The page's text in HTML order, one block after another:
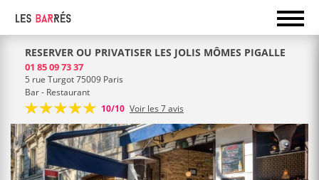
RESERVER OU PRIVATISER LES JOLIS MÔMES PIGALLE
01 85 09 73 37
5 rue Turgot 75009 Paris
Bar - Restaurant
10/10 Voir les 7 avis